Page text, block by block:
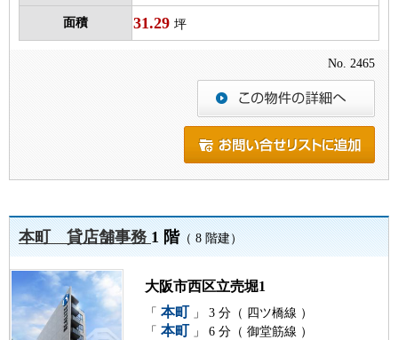
面積 31.29 坪
No. 2465
本町 貸店舗事務1 階（ 8 階建）
大阪市西区立売堀1
「 本町 」 3 分（ 四ツ橋線 ）
「 本町 」 6 分（ 御堂筋線 ）